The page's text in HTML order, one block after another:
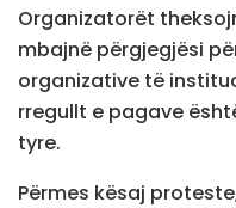
Organizatorët
mbajnë përgjegjësi
organizative të
rregullt e pagave
tyre.
Përmes kësaj